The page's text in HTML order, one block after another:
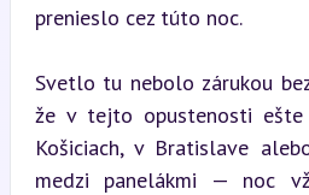
prenieslo cez túto noc.
Svetlo tu nebolo zárukou
že v tejto opustenosti ešte
Košiciach, v Bratislave
medzi panelákmi — noc